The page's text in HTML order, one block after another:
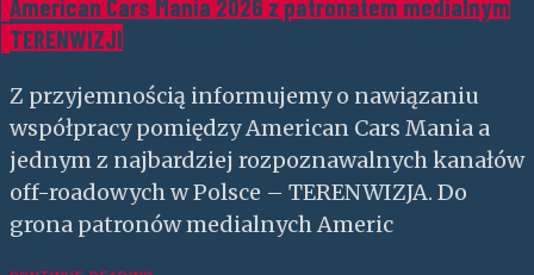
American Cars Mania 2026 z patronatem medialnym
TERENWIZJI
Z przyjemnością informujemy o nawiązaniu
współpracy pomiędzy American Cars Mania a
jednym z najbardziej rozpoznawalnych kanałów
off-roadowych w Polsce – TERENWIZJA. Do
grona patronów medialnych Americ